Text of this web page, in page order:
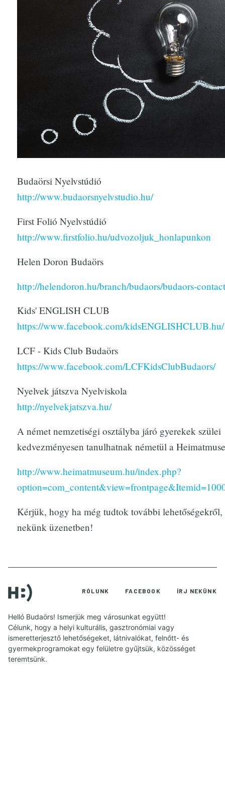
Budaörsi Nyelvstúdió
http://www.budaorsnyelvstudio.hu/
First Folió Nyelvstúdió
http://www.firstfolio.hu/udvozoljuk_honlapunkon
Helen Doron Budaörs
http://helendoron.hu/branch/budaors/budaors-contact
Kids' ENGLISH CLUB
https://www.facebook.com/kidsENGLISHCLUB.hu/
LCF - Kids Club Budaörs
https://www.facebook.com/LCFKidsClubBudaors/
Nyelvek játszva Nyelviskola
http://nyelvekjatszva.hu/
A német nemzetiségi osztályba járó gyerekek szülei
kedvezményesen tanulhatnak németül a
http://www.heimatmuseum.hu/index.php?
Kérjük, hogy ha még tudtok további
nekünk üzenetben!
RÓLUNK FACEBOOK ÍRJ NEKÜNK
Helló Budaörs! Ismerjük meg városunkat együtt!
Célunk, hogy a helyi kulturális, gasztronómiai vagy
ismeretterjesztő lehetőségeket, látnivalókat, felnőtt- és
gyermekprogramokat egy felületre gyűjtsük, közösséget
teremtsünk.